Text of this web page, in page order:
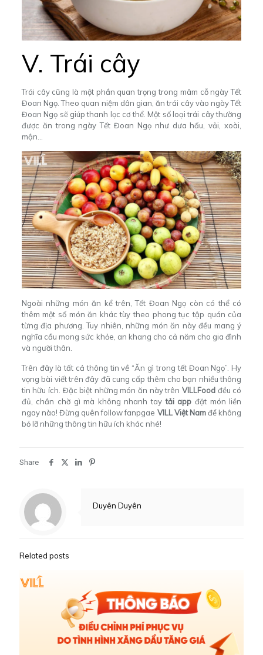
V. Trái cây
Trái cây cũng là một phần quan trọng trong mâm cỗ ngày Tết
Đoan Ngọ. Theo quan niệm dân gian, ăn trái cây vào ngày Tết
Đoan Ngọ sẽ giúp thanh lọc cơ thể. Một số loại trái cây thường
được ăn trong ngày Tết Đoan Ngọ như dưa hấu, vải, xoài,
mận…
Ngoài những món ăn kể trên, Tết Đoan Ngọ còn có thể có
thêm một số món ăn khác tùy theo phong tục tập quán của
từng địa phương. Tuy nhiên, những món ăn này đều mang ý
nghĩa cầu mong sức khỏe, an khang cho cả năm cho gia đình
và người thân.
Trên đây là tất cả thông tin về “Ăn gì trong tết Đoan Ngọ”. Hy
vọng bài viết trên đây đã cung cấp thêm cho bạn nhiều thông
tin hữu ích. Đặc biệt những món ăn này trên VILLFoodđều có
đủ, chần chờ gì mà không nhanh taytải app đặt món liền
ngay nào! Đừng quên follow fanpgae VILL Việt Namđể không
bỏ lỡ những thông tin hữu ích khác nhé!
Share
Duyên Duyên
Related posts